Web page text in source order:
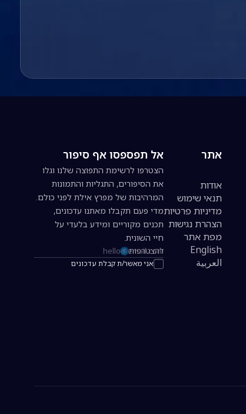
אתר
אודות
תנאי שימוש
מדיניות פרטיות
הצהרת נגישות
מפת אתר
English
العربية
אל תפספסו אף סיפור
הצטרפו לרשימת התפוצה שלנו וגלו
את הסיפורים, התגליות והתמונות
המרהיבות של מפרץ אילת לפני כולם.
מדי פעם תקבלו מאתנו עדכונים,
תכנים מקוריים ומידע בלעדי על
חיי השונית.
כתובת אימייל להרשמה לניוזלטר
אני מאשר/ת קבלת עדכונים
להצטרפות